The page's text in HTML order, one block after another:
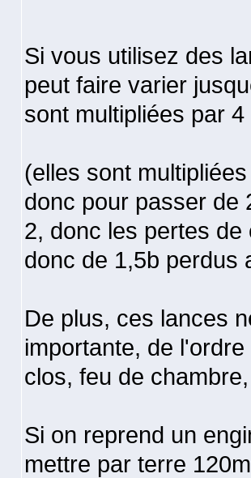
Si vous utilisez des
peut faire varier
sont multipliées par 4
(elles sont
donc pour passer de
2, donc les pertes de
donc de 1,5b perdus
De plus, ces lances
importante, de
clos, feu de
Si on reprend un
mettre par terre